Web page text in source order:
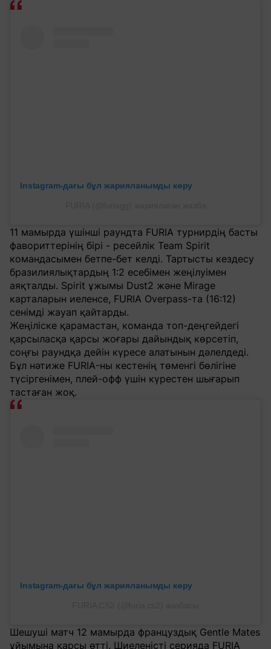
Instagram-дағы бұл жарияланымды көру
11 мамырда үшінші раундта FURIA турнирдің басты
фавориттерінің бірі - ресейлік Team Spirit
командасымен бетпе-бет келді. Тартысты кездесу
бразилиялықтардың 1:2 есебімен жеңілуімен
аяқталды. Spirit ұжымы Dust2 және Mirage
карталарын иеленсе, FURIA Overpass-та (16:12)
сенімді жауап қайтарды.
Жеңіліске қарамастан, команда топ-деңгейдегі
қарсыласқа қарсы жоғары дайындық көрсетіп,
соңғы раундқа дейін күресе алатынын дәлелдеді.
Бұл нәтиже FURIA-ны кестенің төменгі бөлігіне
түсіргенімен, плей-офф үшін күрестен шығарып
тастаған жоқ.
Instagram-дағы бұл жарияланымды көру
Шешуші матч 12 мамырда француздық Gentle Mates
ұйымына қарсы өтті. Шиеленісті серияда FURIA